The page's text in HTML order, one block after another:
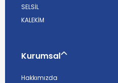
SELSİL
KALEKİM
Kurumsal
Hakkımızda